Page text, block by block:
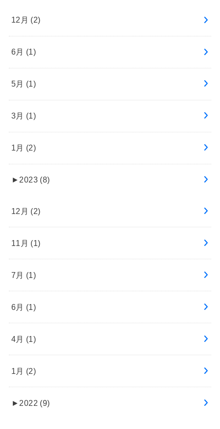
12月 (2)
6月 (1)
5月 (1)
3月 (1)
1月 (2)
► 2023 (8)
12月 (2)
11月 (1)
7月 (1)
6月 (1)
4月 (1)
1月 (2)
► 2022 (9)